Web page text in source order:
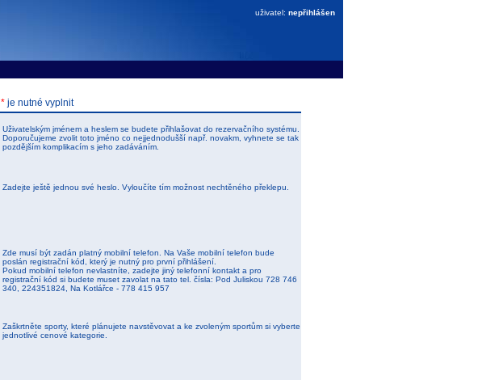
uživatel: nepřihlášen
*je nutné vyplnit
Uživatelským jménem a heslem se budete přihlašovat do rezervačního systému.
Doporučujeme zvolit toto jméno co nejjednodušší např. novakm, vyhnete se tak
pozdějším komplikacím s jeho zadáváním.
Zadejte ještě jednou své heslo. Vyloučíte tím možnost nechtěného překlepu.
Zde musí být zadán platný mobilní telefon. Na Vaše mobilní telefon bude
poslán registrační kód, který je nutný pro první přihlášení.
Pokud mobilní telefon nevlastníte, zadejte jiný telefonní kontakt a pro
registrační kód si budete muset zavolat na tato tel. čísla: Pod Juliskou 728 746
340, 224351824, Na Kotlářce - 778 415 957
Zaškrtněte sporty, které plánujete navstěvovat a ke zvoleným sportům si vyberte
jednotlivé cenové kategorie.